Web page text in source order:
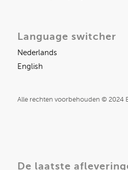
Language switcher
Nederlands
English
Alle rechten voorbehouden © 2024
De laatste